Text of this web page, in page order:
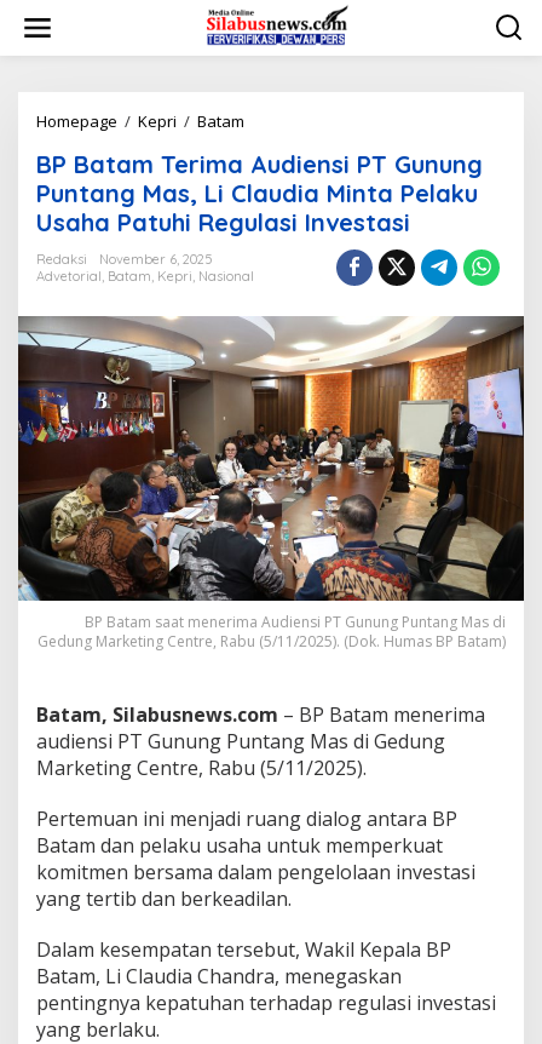
w
Homepage / Kepri / Batam
B
a
t
a
T
r
m
a
u
d
i
e
n
s
i
P
T
G
u
n
P
u
t
a
g
M
s
,
L
BP Batam Terima Audiensi PT Gunung
Puntang Mas, Li Claudia Minta Pelaku
Usaha Patuhi Regulasi Investasi
Redaksi
November 6, 2025
Advetorial, Batam, Kepri, Nasional
BP Batam saat menerima Audiensi PT Gunung Puntang Mas di
Gedung Marketing Centre, Rabu (5/11/2025). (Dok. Humas BP Batam)
Batam, Silabusnews.com – BP Batam menerima
audiensi PT Gunung Puntang Mas di Gedung
Marketing Centre, Rabu (5/11/2025).
Pertemuan ini menjadi ruang dialog antara BP
Batam dan pelaku usaha untuk memperkuat
komitmen bersama dalam pengelolaan investasi
yang tertib dan berkeadilan.
Dalam kesempatan tersebut, Wakil Kepala BP
Batam, Li Claudia Chandra, menegaskan
pentingnya kepatuhan terhadap regulasi investasi
yang berlaku.